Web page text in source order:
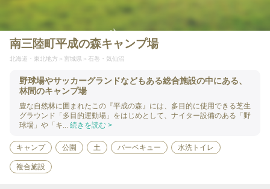
南三陸町平成の森キャンプ場
北海道・東北地方 宮城県 石巻・気仙沼
野球場やサッカーグランドなどもある総合施設の中にある、
林間のキャンプ場
豊な自然林に囲まれたこの『平成の森』には、多目的に使用できる芝生
グラウンド「多目的運動場」をはじめとして、ナイター設備のある「野
球場」や「キ... 続きを読む >
キャンプ 公園 土 バーベキュー 水洗トイレ
複合施設